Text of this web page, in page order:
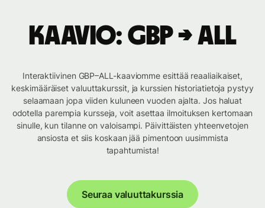
Kaavio: GBP → ALL
Interaktiivinen GBP–ALL-kaaviomme esittää reaaliaikaiset,
keskimääräiset valuuttakurssit, ja kurssien historiatietoja pystyy
selaamaan jopa viiden kuluneen vuoden ajalta. Jos haluat
odotella parempia kursseja, voit asettaa ilmoituksen kertomaan
sinulle, kun tilanne on valoisampi. Päivittäisten yhteenvetojen
ansiosta et siis koskaan jää pimentoon uusimmista
tapahtumista!
Seuraa valuuttakurssia